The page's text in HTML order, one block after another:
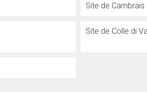
Site de Cambrais
Site de Colle di